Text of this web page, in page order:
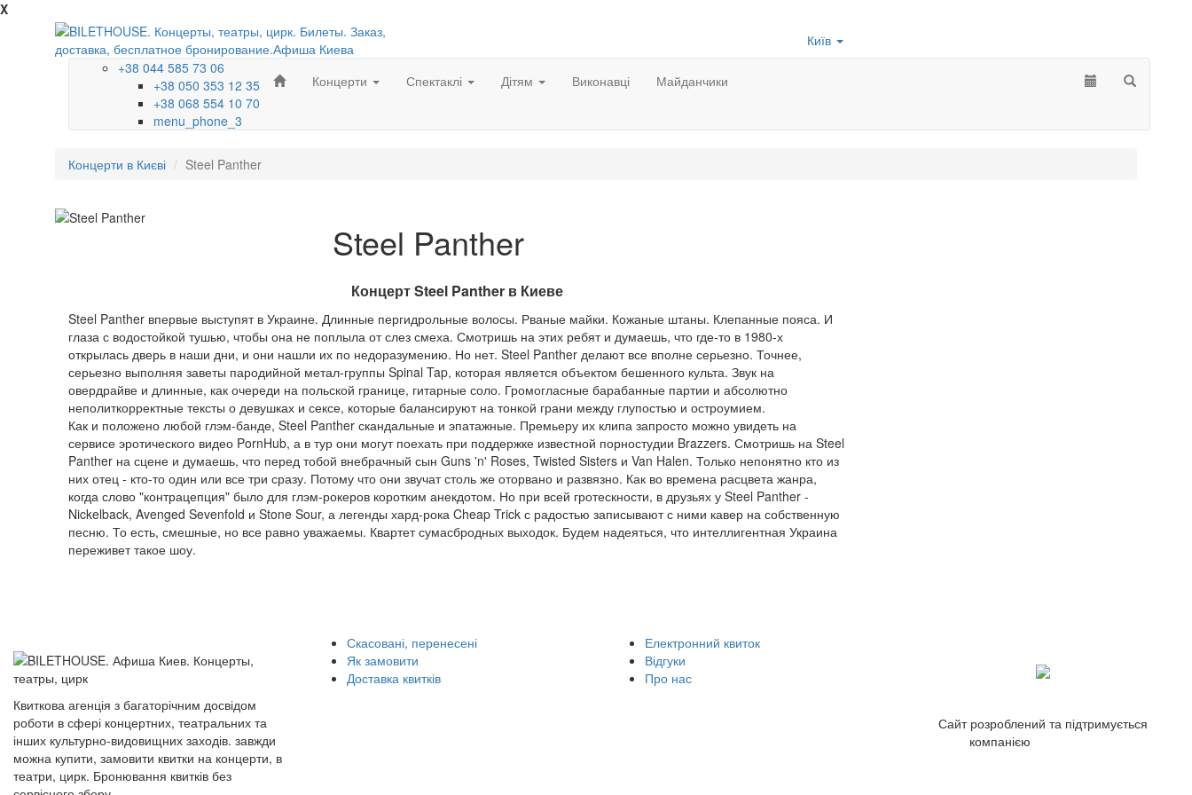
X
Київ
+38 044 585 73 06
+38 050 353 12 35
+38 068 554 10 70
menu_phone_3
Концерти Спектаклі Дітям Виконавці Майданчики
Концерти в Києві Steel Panther
Steel Panther
Концерт Steel Panther в Киеве
Steel Panther впервые выступят в Украине. Длинные пергидрольные волосы. Рваные майки. Кожаные штаны. Клепанные пояса. И
глаза с водостойкой тушью, чтобы она не поплыла от слез смеха. Смотришь на этих ребят и думаешь, что где-то в 1980-х
открылась дверь в наши дни, и они нашли их по недоразумению. Но нет. Steel Panther делают все вполне серьезно. Точнее,
серьезно выполняя заветы пародийной метал-группы Spinal Tap, которая является объектом бешенного культа. Звук на
овердрайве и длинные, как очереди на польской границе, гитарные соло. Громогласные барабанные партии и абсолютно
неполиткорректные тексты о девушках и сексе, которые балансируют на тонкой грани между глупостью и остроумием.
Как и положено любой глэм-банде, Steel Panther скандальные и эпатажные. Премьеру их клипа запросто можно увидеть на
сервисе эротического видео PornHub, а в тур они могут поехать при поддержке известной порностудии Brazzers. Смотришь на Steel
Panther на сцене и думаешь, что перед тобой внебрачный сын Guns 'n' Roses, Twisted Sisters и Van Halen. Только непонятно кто из
них отец - кто-то один или все три сразу. Потому что они звучат столь же оторвано и развязно. Как во времена расцвета жанра,
когда слово "контрацепция" было для глэм-рокеров коротким анекдотом. Но при всей гротескности, в друзьях у Steel Panther -
Nickelback, Avenged Sevenfold и Stone Sour, а легенды хард-рока Cheap Trick с радостью записывают с ними кавер на собственную
песню. То есть, смешные, но все равно уважаемы. Квартет сумасбродных выходок. Будем надеяться, что интеллигентная Украина
переживет такое шоу.
Квиткова агенція з багаторічним досвідом
роботи в сфері концертних, театральних та
інших культурно-видовищних заходів. завжди
можна купити, замовити квитки на концерти, в
театри, цирк. Бронювання квитків без
Скасовані, перенесені
Як замовити
Доставка квитків
Електронний квиток
Відгуки
Про нас
Сайт розроблений та підтримується
компанією